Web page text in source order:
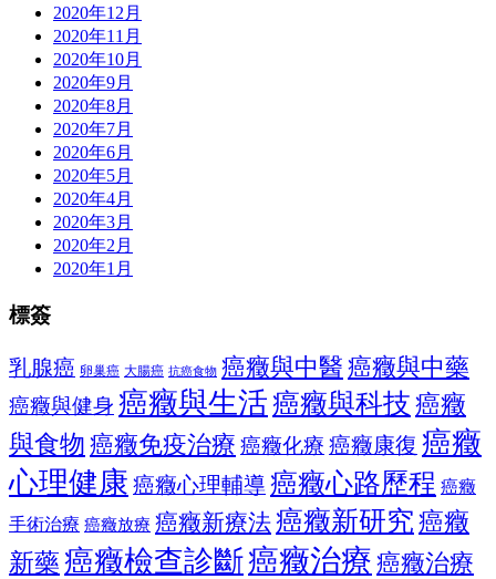
2020年12月
2020年11月
2020年10月
2020年9月
2020年8月
2020年7月
2020年6月
2020年5月
2020年4月
2020年3月
2020年2月
2020年1月
標簽
乳腺癌 卵巢癌 大腸癌 抗癌食物 癌癥與中醫 癌癥與中藥
癌癥與健身 癌癥與生活癌癥與科技癌癥
與食物 癌癥免疫治療 癌癥化療 癌癥康復 癌癥
心理健康 癌癥心理輔導 癌癥心路歷程 癌癥
手術治療 癌癥放療 癌癥新療法癌癥新研究 癌癥
新藥 癌癥檢查診斷癌癥治療 癌癥治療